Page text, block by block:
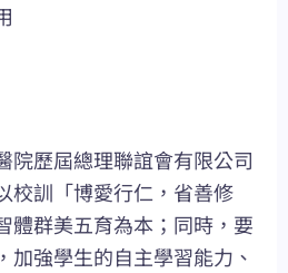
院歷屆總理聯誼會有限公司
校訓「博愛行仁，省善修
體群美五育為本；同時，要
加強學生的自主學習能力、